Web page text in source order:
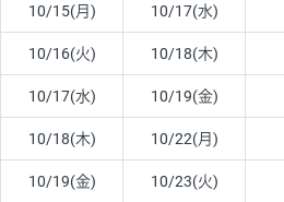
10/15(月) 10/17(水)
10/16(火) 10/18(木)
10/17(水) 10/19(金)
10/18(木) 10/22(月)
10/19(金) 10/23(火)